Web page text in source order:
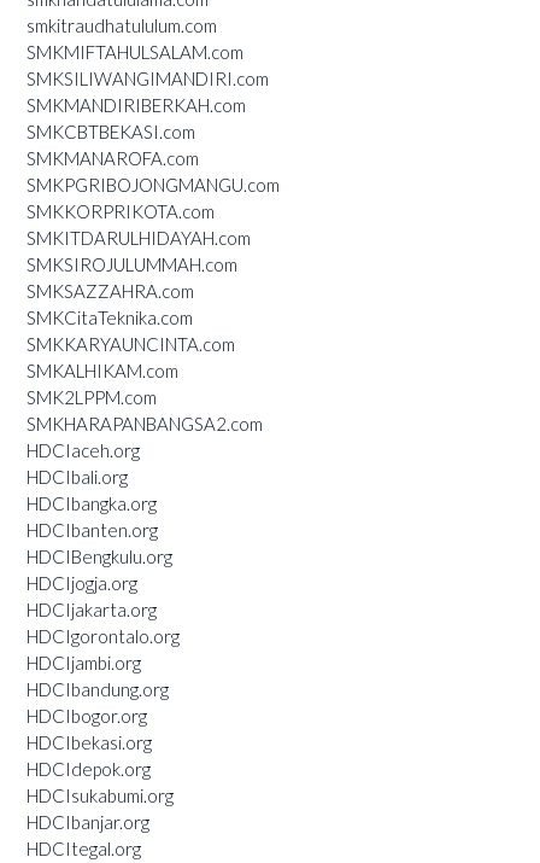
smkitraudhatululum.com
SMKMIFTAHULSALAM.com
SMKSILIWANGIMANDIRI.com
SMKMANDIRIBERKAH.com
SMKCBTBEKASI.com
SMKMANAROFA.com
SMKPGRIBOJONGMANGU.com
SMKKORPRIKOTA.com
SMKITDARULHIDAYAH.com
SMKSIROJULUMMAH.com
SMKSAZZAHRA.com
SMKCitaTeknika.com
SMKKARYAUNCINTA.com
SMKALHIKAM.com
SMK2LPPM.com
SMKHARAPANBANGSA2.com
HDCIaceh.org
HDCIbali.org
HDCIbangka.org
HDCIbanten.org
HDCIBengkulu.org
HDCIjogja.org
HDCIjakarta.org
HDCIgorontalo.org
HDCIjambi.org
HDCIbandung.org
HDCIbogor.org
HDCIbekasi.org
HDCIdepok.org
HDCIsukabumi.org
HDCIbanjar.org
HDCItegal.org